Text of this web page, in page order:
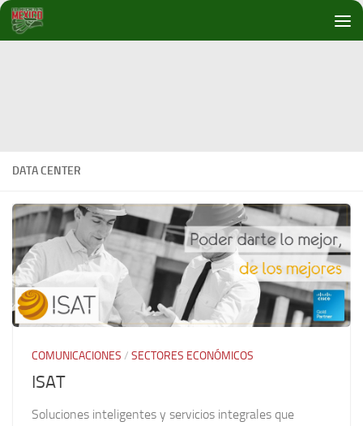
Debajo del contenido
DATA CENTER
COMUNICACIONES / SECTORES ECONÓMICOS
ISAT
Soluciones inteligentes y servicios integrales que